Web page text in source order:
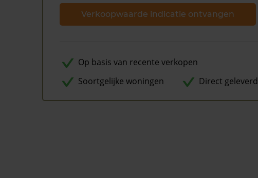
Verkoopwaarde indicatie ontvangen
Op basis van recente verkopen
Soortgelijke woningen
Direct geleverd